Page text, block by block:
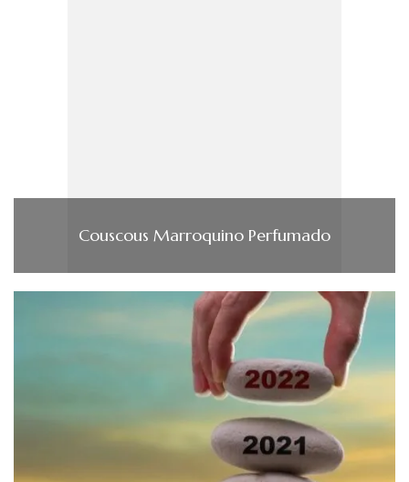
Couscous Marroquino Perfumado